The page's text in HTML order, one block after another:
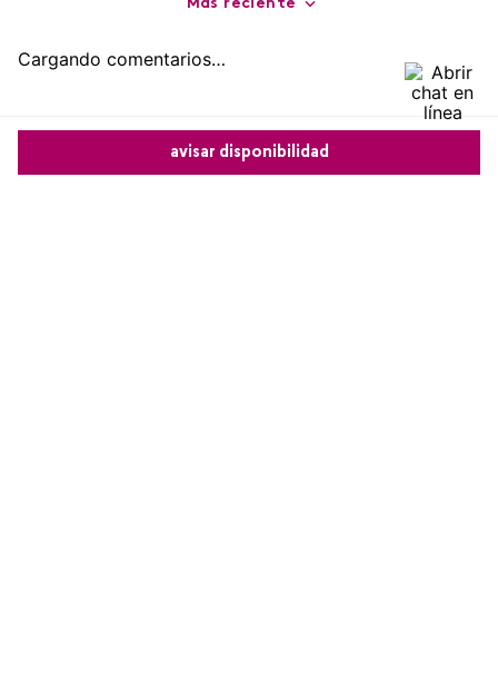
avisar disponibilidad
Más reciente
Cargando comentarios…